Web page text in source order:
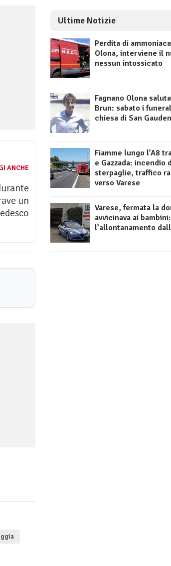
ANCHE
un
Ultime Notizie
Perdita di
Olona, interviene il
nessun intossicato
Fagnano Olona
Brun: sabato i
chiesa di San
Fiamme lungo l’A8
e Gazzada: incendio
sterpaglie, traffico
verso Varese
Varese, fermata la
avvicinava ai
l’allontanamento